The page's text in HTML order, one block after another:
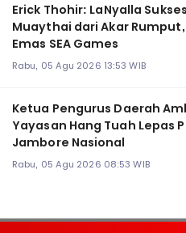
Erick Thohir: LaNyalla
Muaythai dari Akar
Emas SEA Games
Rabu, 05 Agu 2026 13:53 WIB
Ketua Pengurus Daerah
Yayasan Hang Tuah Lepas
Jambore Nasional
Rabu, 05 Agu 2026 08:53 WIB